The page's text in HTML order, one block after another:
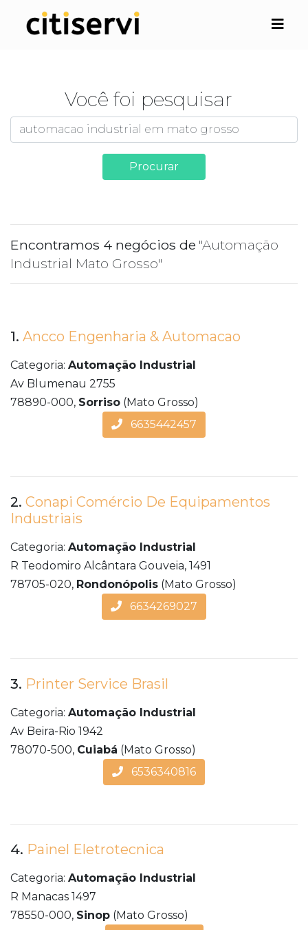
Você foi pesquisar
Procurar
Encontramos 4 negócios de "Automação
Industrial Mato Grosso"
1. Ancco Engenharia & Automacao
Categoria: Automação Industrial
Av Blumenau 2755
78890-000, Sorriso (Mato Grosso)
6635442457
2. Conapi Comércio De Equipamentos
Industriais
Categoria: Automação Industrial
R Teodomiro Alcântara Gouveia, 1491
78705-020, Rondonópolis (Mato Grosso)
6634269027
3. Printer Service Brasil
Categoria: Automação Industrial
Av Beira-Rio 1942
78070-500, Cuiabá (Mato Grosso)
6536340816
4. Painel Eletrotecnica
Categoria: Automação Industrial
R Manacas 1497
78550-000, Sinop (Mato Grosso)